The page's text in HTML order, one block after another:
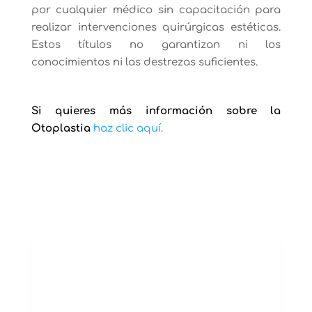
por cualquier médico sin capacitación para
realizar intervenciones quirúrgicas estéticas.
Estos títulos no garantizan ni los
conocimientos ni las destrezas suficientes.
Si quieres más información sobre la
Otoplastia haz clic aquí.